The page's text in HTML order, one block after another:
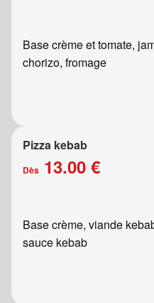
Base crème et tomate,
chorizo, fromage
Pizza kebab
Dès 13.00 €
Base crème, viande
sauce kebab